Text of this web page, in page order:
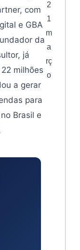
com
e GBA
da
já
milhões
a gerar
para
Brasil e
2
1
m
a
rç
o